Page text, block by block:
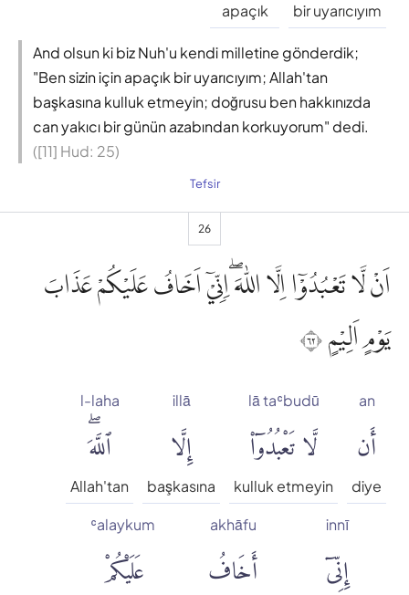
bir uyarıcıyım
apaçık
And olsun ki biz Nuh'u kendi milletine gönderdik;
"Ben sizin için apaçık bir uyarıcıyım; Allah'tan
başkasına kulluk etmeyin; doğrusu ben hakkınızda
can yakıcı bir günün azabından korkuyorum" dedi.
([11] Hud: 25)
Tefsir
26
اَنْ لَّا تَعْبُدُوْٓا اِلَّا اللّٰهَ ۖاِنِّيْٓ اَخَافُ عَلَيْكُمْ عَذَابَ
يَوْمٍ اَلِيْمٍ ٢٦
an
أَن
diye
lā taʿbudū
لَّا تَعْبُدُوٓا۟
kulluk etmeyin
illā
إِلَّا
başkasına
l-laha
ٱللَّهَۖ
Allah'tan
innī
إِنِّىٓ
akhāfu
أَخَافُ
ʿalaykum
عَلَيْكُمْ